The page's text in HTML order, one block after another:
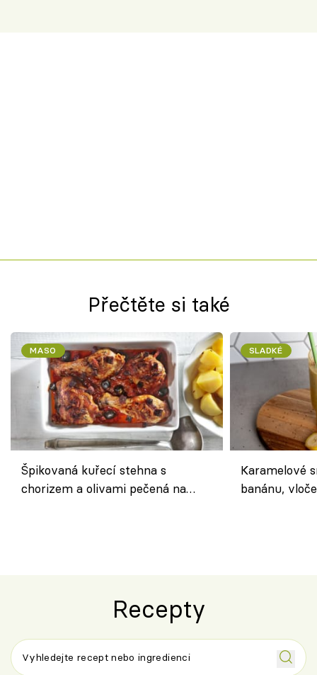
Přečtěte si také
MASO
Špikovaná kuřecí stehna s
chorizem a olivami pečená na
SLADKÉ
Karamelové
banánu,
Recepty